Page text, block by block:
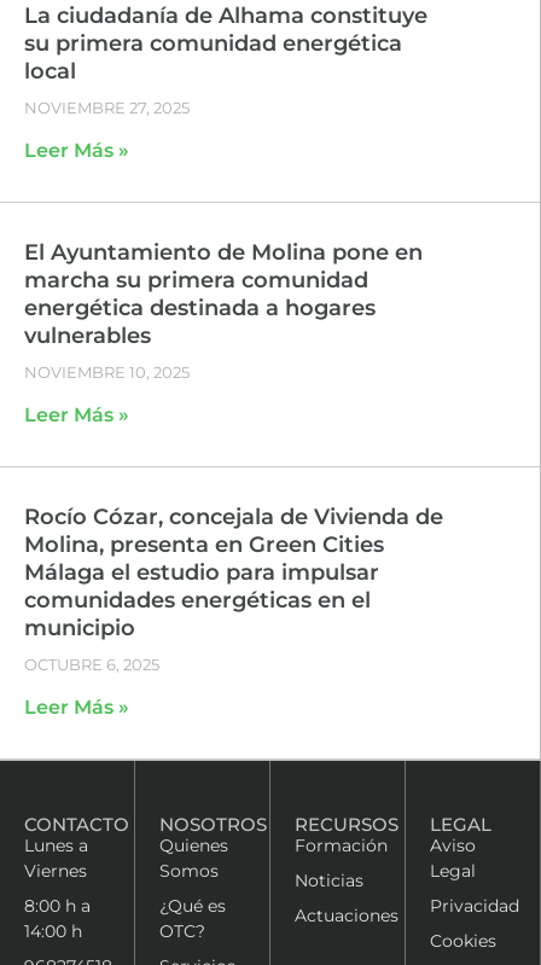
La ciudadanía de Alhama constituye
su primera comunidad energética
local
NOVIEMBRE 27, 2025
Leer Más »
El Ayuntamiento de Molina pone en
marcha su primera comunidad
energética destinada a hogares
vulnerables
NOVIEMBRE 10, 2025
Leer Más »
Rocío Cózar, concejala de Vivienda de
Molina, presenta en Green Cities
Málaga el estudio para impulsar
comunidades energéticas en el
municipio
OCTUBRE 6, 2025
Leer Más »
CONTACTO
Lunes a
Viernes
8:00 h a
14:00 h
NOSOTROS
Quienes
Somos
¿Qué es
OTC?
RECURSOS
Formación
Noticias
Actuaciones
LEGAL
Aviso
Legal
Privacidad
Cookies